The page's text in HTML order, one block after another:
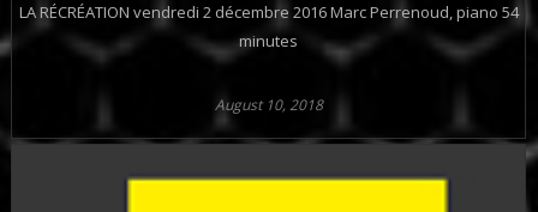
LA RÉCRÉATION vendredi 2 décembre 2016 Marc Perrenoud, piano 54
minutes
August 10, 2018